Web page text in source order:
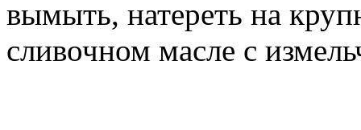
вымыть, натереть на
сливочном масле с